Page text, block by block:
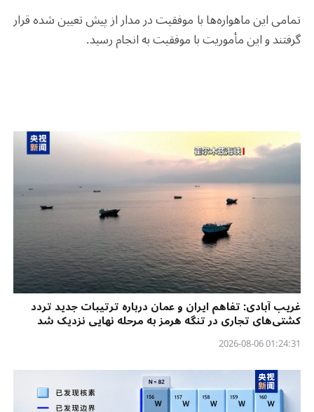
تمامی این ماهواره‌ها با موفقیت در مدار از پیش تعیین‌ شده قرار
گرفتند و این مأموریت با موفقیت به انجام رسید.
غریب آبادی: تفاهم ایران و عمان درباره ترتیبات جدید تردد
کشتی‌های تجاری در تنگه هرمز به مرحله نهایی نزدیک شد
01:24:31 2026-08-06